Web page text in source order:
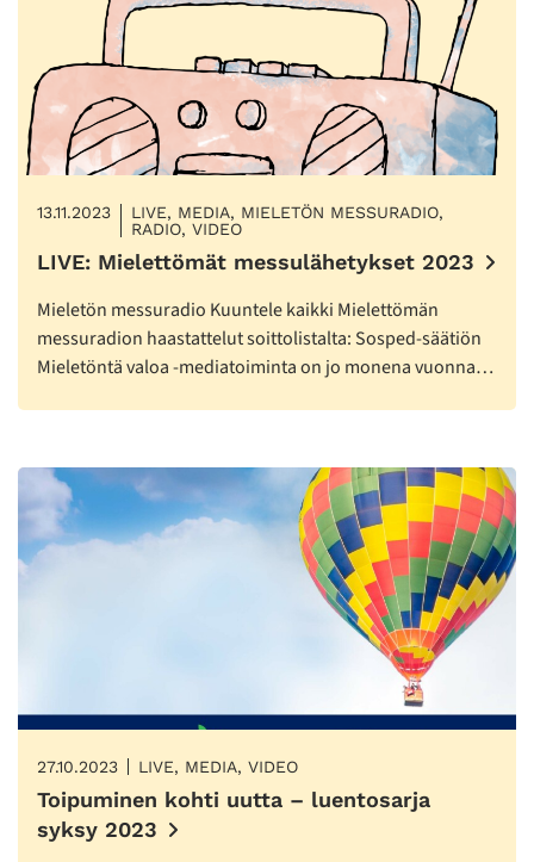
13.11.2023
LIVE, MEDIA, MIELETÖN MESSURADIO,
RADIO, VIDEO
LIVE: Mielettömät messulähetykset 2023
Mieletön messuradio Kuuntele kaikki Mielettömän
messuradion haastattelut soittolistalta: Sosped-säätiön
Mieletöntä valoa -mediatoiminta on jo monena vuonna…
27.10.2023 LIVE, MEDIA, VIDEO
Toipuminen kohti uutta – luentosarja
syksy 2023